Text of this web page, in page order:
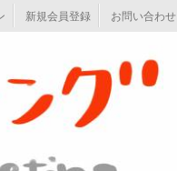
新規会員登録 お問い合わせ